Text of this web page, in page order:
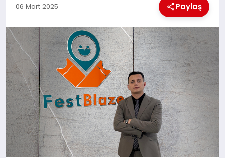
GENEL
EKONOMI
YEREL HABERLER
GÜNDEM
06 Mart 2025 Paylaş